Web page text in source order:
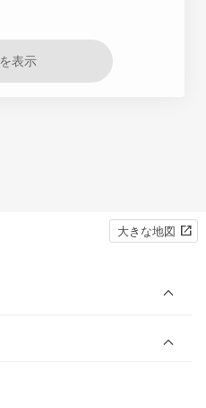
表示
大きな地図